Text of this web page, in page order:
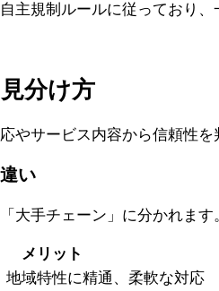
主規制ルールに従っており、
分け方
やサービス内容から信頼性を
い
大手チェーン」に分かれます
メリット
域特性に精通、柔軟な対応